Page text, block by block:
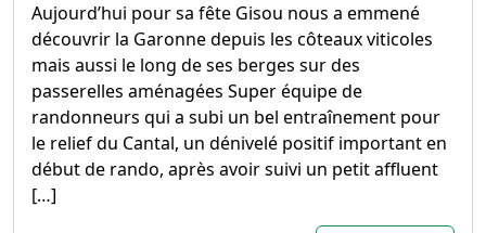
Aujourd’hui pour sa fête Gisou nous a emmené
découvrir la Garonne depuis les côteaux viticoles
mais aussi le long de ses berges sur des
passerelles aménagées Super équipe de
randonneurs qui a subi un bel entraînement pour
le relief du Cantal, un dénivelé positif important en
début de rando, après avoir suivi un petit affluent
[…]